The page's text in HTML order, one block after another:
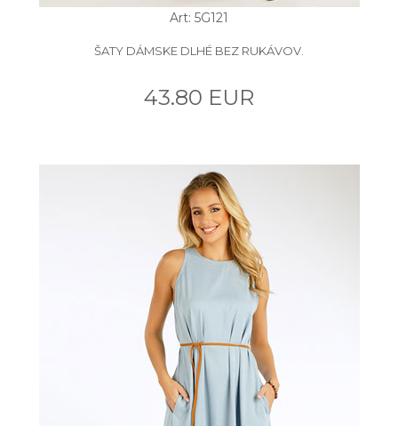
Art: 5G121
ŠATY DÁMSKE DLHÉ BEZ RUKÁVOV.
43.80 EUR